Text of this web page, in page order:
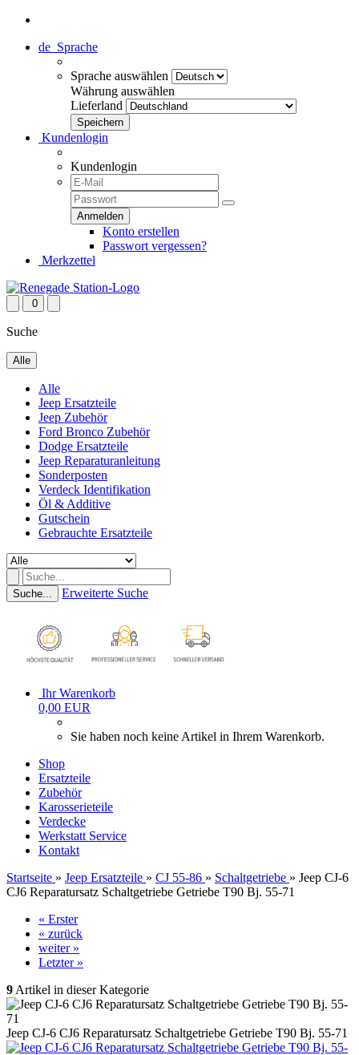
de Sprache
Sprache auswählen
Währung auswählen
Lieferland
Kundenlogin
Kundenlogin
Konto erstellen
Passwort vergessen?
Merkzettel
0
Suche
Alle
Alle
Jeep Ersatzteile
Jeep Zubehör
Ford Bronco Zubehör
Dodge Ersatzteile
Jeep Reparaturanleitung
Sonderposten
Verdeck Identifikation
Öl & Additive
Gutschein
Gebrauchte Ersatzteile
Suche... Erweiterte Suche
Ihr Warenkorb
0,00 EUR
Sie haben noch keine Artikel in Ihrem Warenkorb.
Shop
Ersatzteile
Zubehör
Karosserieteile
Verdecke
Werkstatt Service
Kontakt
Startseite » Jeep Ersatzteile » CJ 55-86 » Schaltgetriebe » Jeep CJ-6
CJ6 Reparatursatz Schaltgetriebe Getriebe T90 Bj. 55-71
« Erster
« zurück
weiter »
Letzter »
9 Artikel in dieser Kategorie
Jeep CJ-6 CJ6 Reparatursatz Schaltgetriebe Getriebe T90 Bj. 55-71